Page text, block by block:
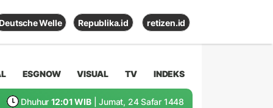
Deutsche Welle Republika.id retizen.id
ESGNOW VISUAL TV INDEKS
Dhuhur 12:01 WIB | Jumat, 24 Safar 1448